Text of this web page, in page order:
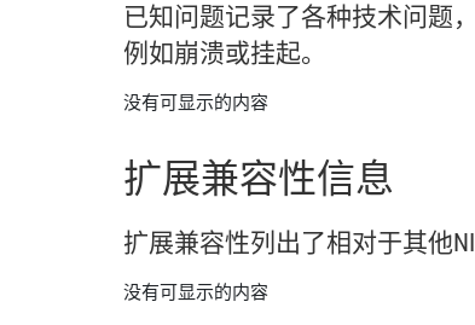
已知问题记录了各种技术问题，
例如崩溃或挂起。
没有可显示的内容
扩展兼容性信息
扩展兼容性列出了相对于其他NI
没有可显示的内容